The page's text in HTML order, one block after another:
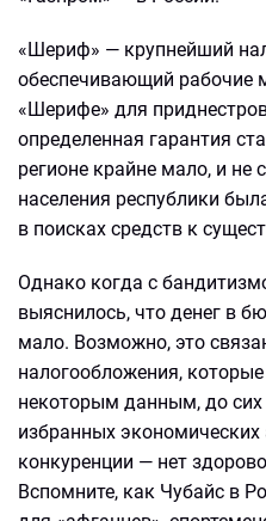
«Шериф» — крупнейший
обеспечивающий рабочие
«Шерифе» для
определенная гарантия
регионе крайне мало, и не
населения республики
в поисках средств к
Однако когда с
выяснилось, что денег в
мало. Возможно, это
налогообложения,
некоторым данным, до
избранных экономических
конкуренции — нет
Вспомните, как Чубайс в